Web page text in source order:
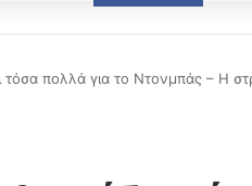
τόσα πολλά για το Ντονμπάς – Η